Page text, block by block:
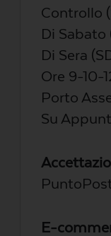
Controllo
Di Sabato
Di Sera
Ore 9-10-
Porto
Su
E-